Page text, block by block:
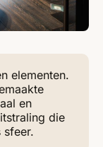
elementen.
en
die
sfeer.